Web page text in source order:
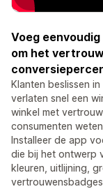
Voeg
om het
Klanten beslissen
verlaten snel een
winkel met
consumenten
Installeer de app
die bij het ontwerp
kleuren, uitlijning,